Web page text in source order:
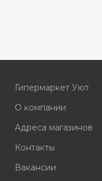
Гипермаркет Уют
О компании
Адреса магазинов
Контакты
Вакансии